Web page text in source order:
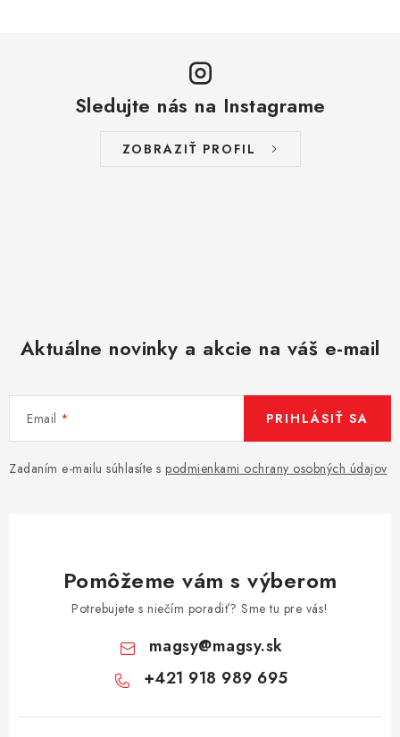
Sledujte nás na Instagrame
ZOBRAZIŤ PROFIL
Aktuálne novinky a akcie na váš e-mail
Email
Zadaním e-mailu súhlasíte s podmienkami ochrany osobných údajov
PRIHLÁSIŤ SA
Pomôžeme vám s výberom
Potrebujete s niečím poradiť? Sme tu pre vás!
magsy@magsy.sk
+421 918 989 695